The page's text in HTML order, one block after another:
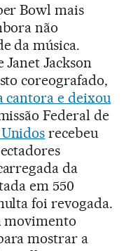
Bowl mais
não
da música.
Jackson
coreografado,
cantora e deixou
Federal de
recebeu
da
em 550
foi revogada.
movimento
mostrar a